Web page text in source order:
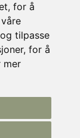
, for å
tilpasse
, for å
mer